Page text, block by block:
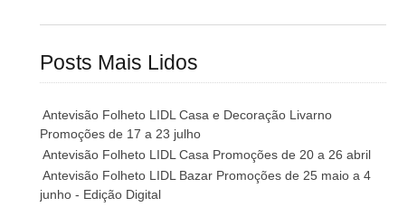
Posts Mais Lidos
Antevisão Folheto LIDL Casa e Decoração Livarno
Promoções de 17 a 23 julho
Antevisão Folheto LIDL Casa Promoções de 20 a 26 abril
Antevisão Folheto LIDL Bazar Promoções de 25 maio a 4
junho - Edição Digital